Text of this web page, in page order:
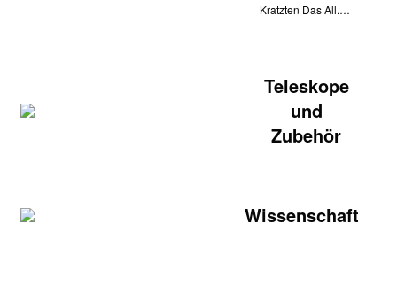
Kratzten Das All.…
Teleskope
und
Zubehör
Wissenschaft